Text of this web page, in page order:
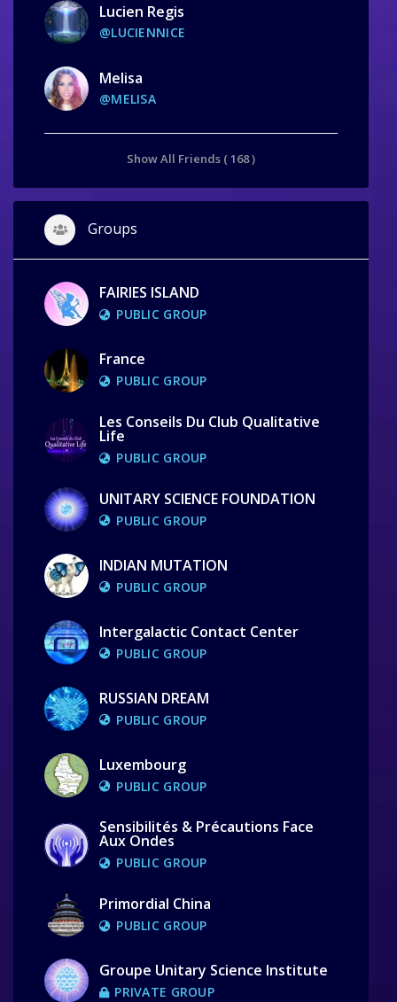
Lucien Regis
@LUCIENNICE
Melisa
@MELISA
Show All Friends ( 168 )
Groups
FAIRIES ISLAND
PUBLIC GROUP
France
PUBLIC GROUP
Les Conseils Du Club Qualitative
Life
PUBLIC GROUP
UNITARY SCIENCE FOUNDATION
PUBLIC GROUP
INDIAN MUTATION
PUBLIC GROUP
Intergalactic Contact Center
PUBLIC GROUP
RUSSIAN DREAM
PUBLIC GROUP
Luxembourg
PUBLIC GROUP
Sensibilités & Précautions Face
Aux Ondes
PUBLIC GROUP
Primordial China
PUBLIC GROUP
Groupe Unitary Science Institute
PRIVATE GROUP